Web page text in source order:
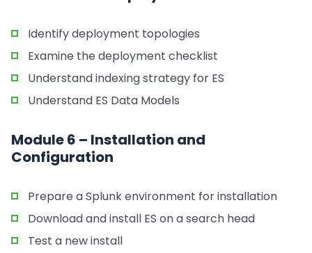
Identify deployment topologies
Examine the deployment checklist
Understand indexing strategy for ES
Understand ES Data Models
Module 6 – Installation and
Configuration
Prepare a Splunk environment for installation
Download and install ES on a search head
Test a new install